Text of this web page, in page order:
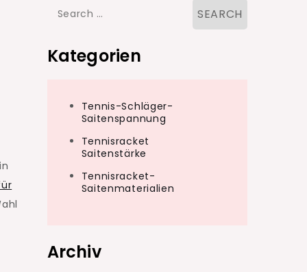
Search
Kategorien
Tennis-Schläger-
Saitenspannung
Tennisracket
Saitenstärke
Tennisracket-
Saitenmaterialien
Archiv